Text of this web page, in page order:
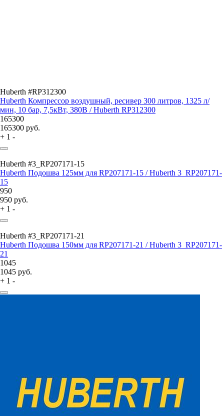
Huberth #RP312300
Huberth Компрессор воздушный, ресивер 300 литров, 1325 л/
мин, 10 бар, 7,5кВт, 380В / Huberth RP312300
165300
165300 руб.
+ 1 -
Huberth #3_RP207171-15
Huberth Подошва 125мм для RP207171-15 / Huberth 3_RP207171-
15
950
950 руб.
+ 1 -
Huberth #3_RP207171-21
Huberth Подошва 150мм для RP207171-21 / Huberth 3_RP207171-
21
1045
1045 руб.
+ 1 -